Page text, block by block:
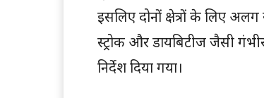
इसलिए दोनों क्षेत्रों के लिए
स्ट्रोक और डायबिटीज जैसी
निर्देश दिया गया।